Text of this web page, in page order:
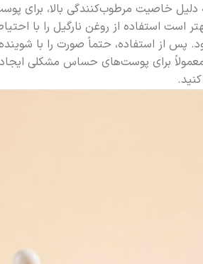
دلیل خاصیت مرطوب‌کنندگی بالا،
است استفاده از روغن نارگیل را با
پس از استفاده، حتماً صورت را با
برای پوست‌های حساس مشکلی ایجاد